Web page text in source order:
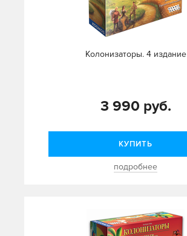
Колонизаторы. 4 издание
3 990 руб.
КУПИТЬ
подробнее